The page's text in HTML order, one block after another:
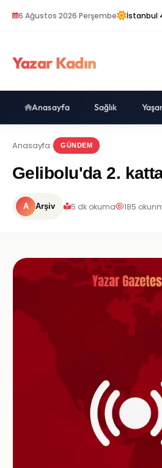
6 Ağustos 2026 Perşembe İstanbul
Yazar Kadın
Anasayfa Sağlık
Anasayfa GÜNDEM
Gelibolu'da 2.
A Arşiv 5 dk okuma 185